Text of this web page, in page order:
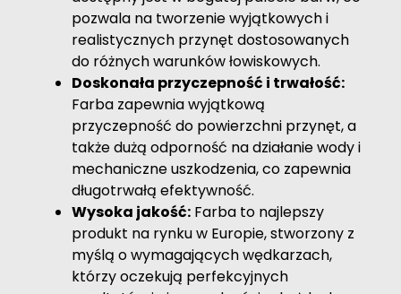
pozwala na tworzenie wyjątkowych i
realistycznych przynęt dostosowanych
do różnych warunków łowiskowych.
Doskonała przyczepność i trwałość:
Farba zapewnia wyjątkową
przyczepność do powierzchni przynęt, a
także dużą odporność na działanie wody i
mechaniczne uszkodzenia, co zapewnia
długotrwałą efektywność.
Wysoka jakość: Farba to najlepszy
produkt na rynku w Europie, stworzony z
myślą o wymagających wędkarzach,
którzy oczekują perfekcyjnych